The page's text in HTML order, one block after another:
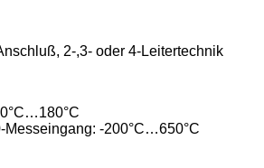
2-,3- oder 4-Leitertechnik
Messeingang: -200°C…650°C